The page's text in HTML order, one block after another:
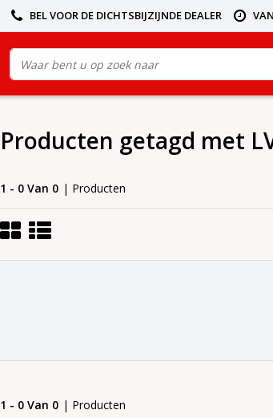
BEL VOOR DE DICHTSBIJZIJNDE DEALER
Producten getagd met
1 - 0 Van 0 | Producten
1 - 0 Van 0 | Producten